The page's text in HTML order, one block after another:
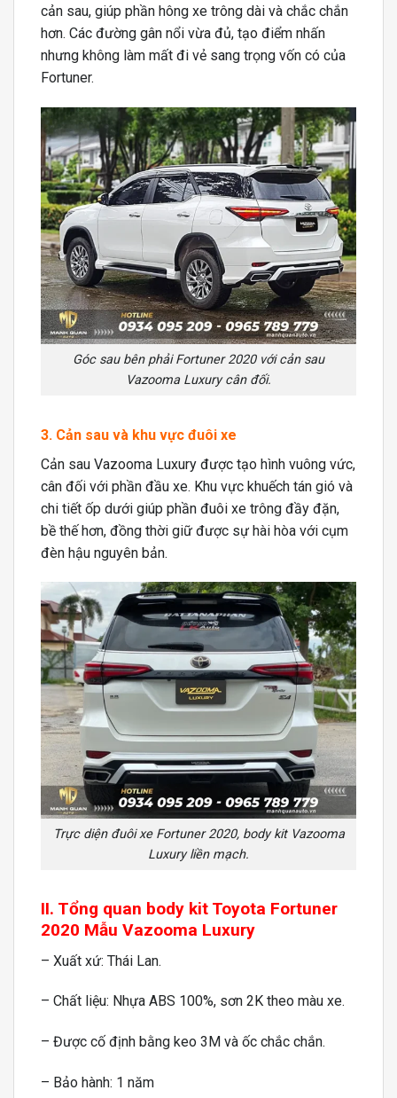
cản sau, giúp phần hông xe trông dài và chắc chắn
hơn. Các đường gân nổi vừa đủ, tạo điểm nhấn
nhưng không làm mất đi vẻ sang trọng vốn có của
Fortuner.
Góc sau bên phải Fortuner 2020 với cản sau
Vazooma Luxury cân đối.
3. Cản sau và khu vực đuôi xe
Cản sau Vazooma Luxury được tạo hình vuông vức,
cân đối với phần đầu xe. Khu vực khuếch tán gió và
chi tiết ốp dưới giúp phần đuôi xe trông đầy đặn,
bề thế hơn, đồng thời giữ được sự hài hòa với cụm
đèn hậu nguyên bản.
Trực diện đuôi xe Fortuner 2020, body kit Vazooma
Luxury liền mạch.
II. Tổng quan body kit Toyota Fortuner
2020 Mẫu Vazooma Luxury
– Xuất xứ: Thái Lan.
– Chất liệu: Nhựa ABS 100%, sơn 2K theo màu xe.
– Được cố định bằng keo 3M và ốc chắc chắn.
– Bảo hành: 1 năm